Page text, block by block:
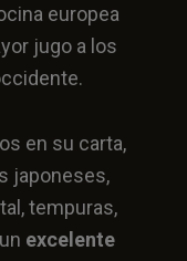
europea
jugo a los
en su carta,
japoneses,
tempuras,
excelente